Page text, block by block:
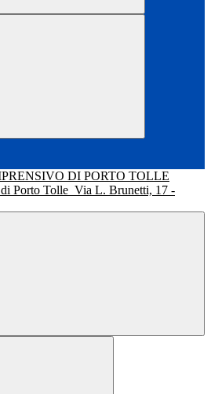
di Porto Tolle Via L. Brunetti, 17 -